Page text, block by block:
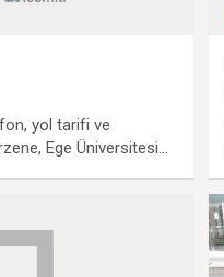
yol tarifi ve
Ege Üniversitesi…